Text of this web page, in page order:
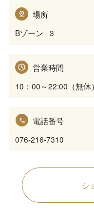
場所
Bゾーン - 3
営業時間
10：00～22:00（無休）
電話番号
076-216-7310
シ